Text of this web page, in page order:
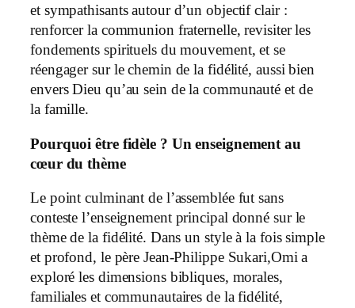
et sympathisants autour d’un objectif clair :
renforcer la communion fraternelle, revisiter les
fondements spirituels du mouvement, et se
réengager sur le chemin de la fidélité, aussi bien
envers Dieu qu’au sein de la communauté et de
la famille.
Pourquoi être fidèle ? Un enseignement au
cœur du thème
Le point culminant de l’assemblée fut sans
conteste l’enseignement principal donné sur le
thème de la fidélité. Dans un style à la fois simple
et profond, le père Jean-Philippe Sukari,Omi a
exploré les dimensions bibliques, morales,
familiales et communautaires de la fidélité,